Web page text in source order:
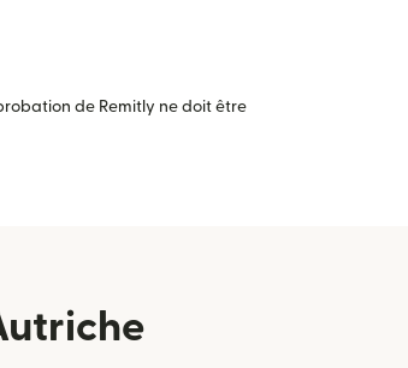
de Remitly ne doit être